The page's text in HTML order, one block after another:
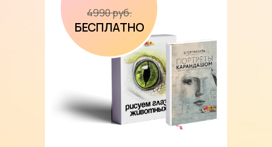
4990 руб.
БЕСПЛАТНО